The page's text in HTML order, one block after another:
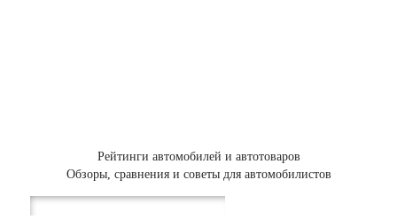
Рейтинги автомобилей и автотоваров
Обзоры, сравнения и советы для автомобилистов